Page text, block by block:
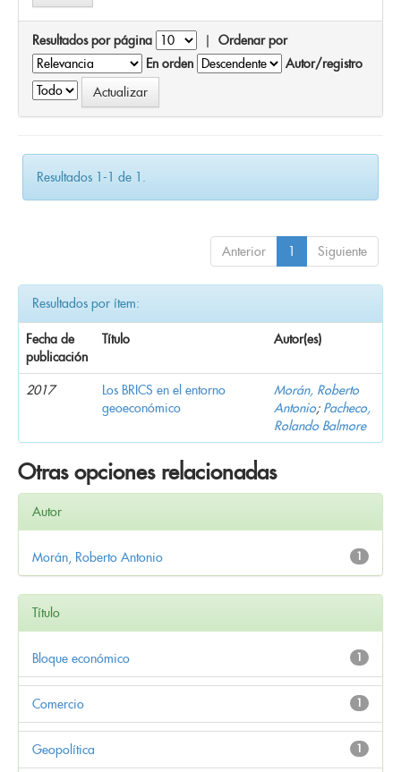
Resultados por página | Ordenar por
En orden
Autor/registro
Resultados 1-1 de 1.
Anterior 1 Siguiente
Resultados por ítem:
Fecha de
publicación
Título Autor(es)
2017
Los BRICS en el entorno
geoeconómico
Morán, Roberto
Antonio; Pacheco,
Rolando Balmore
Otras opciones relacionadas
Autor
1
Morán, Roberto Antonio
Título
1
Bloque económico
1
Comercio
1
Geopolítica